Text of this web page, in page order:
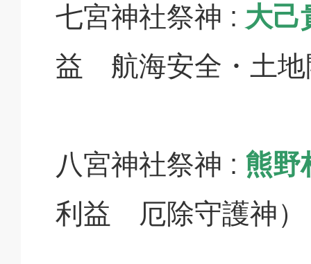
七宮神社祭神 : 大己
益 航海安全・土地
八宮神社祭神 : 熊野
利益 厄除守護神）